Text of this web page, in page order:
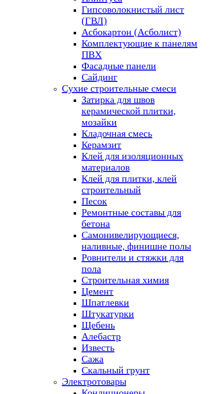
Гипсоволокнистый лист
(ГВЛ)
Асбокартон (Асболист)
Комплектующие к панелям
ПВХ
Фасадные панели
Сайдинг
Сухие строительные смеси
Затирка для швов
керамической плитки,
мозайки
Кладочная смесь
Керамзит
Клей для изоляционных
материалов
Клей для плитки, клей
строительный
Песок
Ремонтные составы для
бетона
Самонивелирующиеся,
наливные, финишне полы
Ровнители и стяжки для
пола
Строительная химия
Цемент
Шпатлевки
Штукатурки
Щебень
Алебастр
Известь
Сажа
Скальный грунт
Электротовары